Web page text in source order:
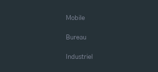
Mobile
Bureau
Industriel